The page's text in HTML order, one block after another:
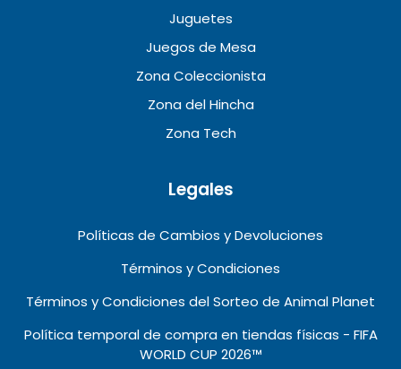
Juguetes
Juegos de Mesa
Zona Coleccionista
Zona del Hincha
Zona Tech
Legales
Políticas de Cambios y Devoluciones
Términos y Condiciones
Términos y Condiciones del Sorteo de Animal Planet
Política temporal de compra en tiendas físicas - FIFA
WORLD CUP 2026™️